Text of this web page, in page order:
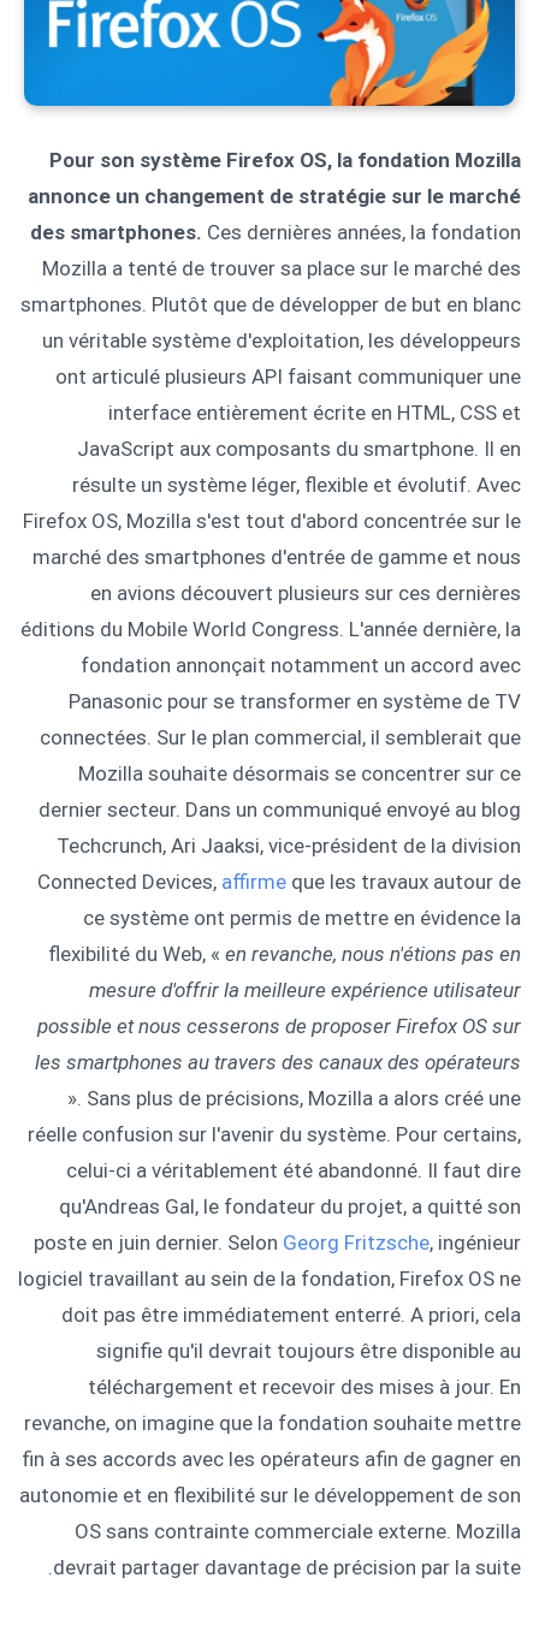
Pour son système Firefox OS, la fondation Mozilla
annonce un changement de stratégie sur le marché
des smartphones. Ces dernières années, la fondation
Mozilla a tenté de trouver sa place sur le marché des
smartphones. Plutôt que de développer de but en blanc
un véritable système d'exploitation, les développeurs
ont articulé plusieurs API faisant communiquer une
interface entièrement écrite en HTML, CSS et
JavaScript aux composants du smartphone. Il en
résulte un système léger, flexible et évolutif. Avec
Firefox OS, Mozilla s'est tout d'abord concentrée sur le
marché des smartphones d'entrée de gamme et nous
en avions découvert plusieurs sur ces dernières
éditions du Mobile World Congress. L'année dernière, la
fondation annonçait notamment un accord avec
Panasonic pour se transformer en système de TV
connectées. Sur le plan commercial, il semblerait que
Mozilla souhaite désormais se concentrer sur ce
dernier secteur. Dans un communiqué envoyé au blog
Techcrunch, Ari Jaaksi, vice-président de la division
Connected Devices, affirme que les travaux autour de
ce système ont permis de mettre en évidence la
flexibilité du Web, « en revanche, nous n'étions pas en
mesure d'offrir la meilleure expérience utilisateur
possible et nous cesserons de proposer Firefox OS sur
les smartphones au travers des canaux des opérateurs
». Sans plus de précisions, Mozilla a alors créé une
réelle confusion sur l'avenir du système. Pour certains,
celui-ci a véritablement été abandonné. Il faut dire
qu'Andreas Gal, le fondateur du projet, a quitté son
poste en juin dernier. Selon Georg Fritzsche, ingénieur
logiciel travaillant au sein de la fondation, Firefox OS ne
doit pas être immédiatement enterré. A priori, cela
signifie qu'il devrait toujours être disponible au
téléchargement et recevoir des mises à jour. En
revanche, on imagine que la fondation souhaite mettre
fin à ses accords avec les opérateurs afin de gagner en
autonomie et en flexibilité sur le développement de son
OS sans contrainte commerciale externe. Mozilla
devrait partager davantage de précision par la suite.